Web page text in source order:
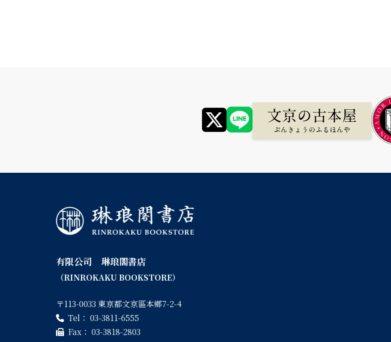
有限公司 琳琅閣書店
（RINROKAKU BOOKSTORE）
〒113-0033 東京都文京區本鄉7-2-4
Tel： 03-3811-6555
Fax： 03-3818-2803